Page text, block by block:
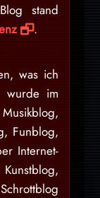
stand
.
was ich
wurde im
Funblog,
Internet-